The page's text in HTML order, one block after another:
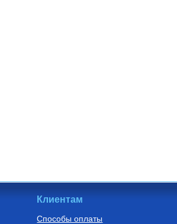
Клиентам
Способы оплаты